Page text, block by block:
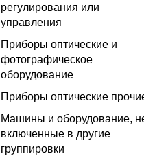
регулирования или
управления
Приборы оптические и
фотографическое
оборудование
Приборы оптические
Машины и оборудование,
включенные в другие
группировки